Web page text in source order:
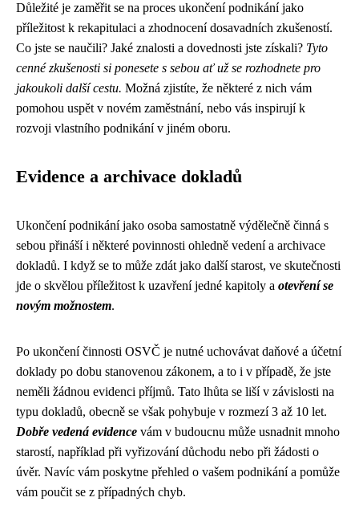
Důležité je zaměřit se na proces ukončení podnikání jako
příležitost k rekapitulaci a zhodnocení dosavadních zkušeností.
Co jste se naučili? Jaké znalosti a dovednosti jste získali? Tyto
cenné zkušenosti si ponesete s sebou ať už se rozhodnete pro
jakoukoli další cestu. Možná zjistíte, že některé z nich vám
pomohou uspět v novém zaměstnání, nebo vás inspirují k
rozvoji vlastního podnikání v jiném oboru.
Evidence a archivace dokladů
Ukončení podnikání jako osoba samostatně výdělečně činná s
sebou přináší i některé povinnosti ohledně vedení a archivace
dokladů. I když se to může zdát jako další starost, ve skutečnosti
jde o skvělou příležitost k uzavření jedné kapitoly a otevření se
novým možnostem.
Po ukončení činnosti OSVČ je nutné uchovávat daňové a účetní
doklady po dobu stanovenou zákonem, a to i v případě, že jste
neměli žádnou evidenci příjmů. Tato lhůta se liší v závislosti na
typu dokladů, obecně se však pohybuje v rozmezí 3 až 10 let.
Dobře vedená evidence vám v budoucnu může usnadnit mnoho
starostí, například při vyřizování důchodu nebo při žádosti o
úvěr. Navíc vám poskytne přehled o vašem podnikání a pomůže
vám poučit se z případných chyb.